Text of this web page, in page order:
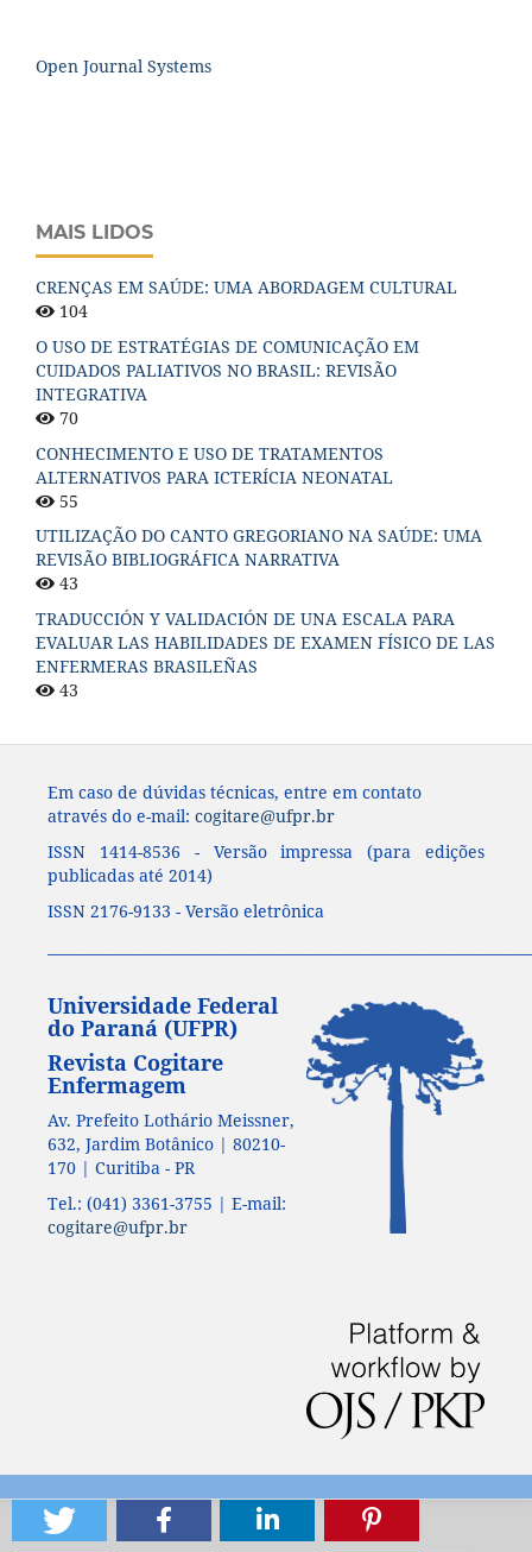
Open Journal Systems
MAIS LIDOS
CRENÇAS EM SAÚDE: UMA ABORDAGEM CULTURAL
104
O USO DE ESTRATÉGIAS DE COMUNICAÇÃO EM
CUIDADOS PALIATIVOS NO BRASIL: REVISÃO
INTEGRATIVA
70
CONHECIMENTO E USO DE TRATAMENTOS
ALTERNATIVOS PARA ICTERÍCIA NEONATAL
55
UTILIZAÇÃO DO CANTO GREGORIANO NA SAÚDE: UMA
REVISÃO BIBLIOGRÁFICA NARRATIVA
43
TRADUCCIÓN Y VALIDACIÓN DE UNA ESCALA PARA
EVALUAR LAS HABILIDADES DE EXAMEN FÍSICO DE LAS
ENFERMERAS BRASILEÑAS
43
Em caso de dúvidas técnicas, entre em contato
através do e-mail: cogitare@ufpr.br
ISSN 1414-8536 - Versão impressa (para edições
publicadas até 2014)
ISSN 2176-9133 - Versão eletrônica
Universidade Federal
do Paraná (UFPR)
Revista Cogitare
Enfermagem
Av. Prefeito Lothário Meissner,
632, Jardim Botânico | 80210-
170 | Curitiba - PR
Tel.: (041) 3361-3755 | E-mail:
cogitare@ufpr.br